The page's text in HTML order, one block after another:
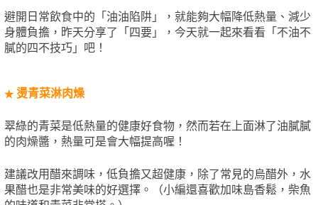
避開日常飲食中的「油油陷阱」，就能夠大幅降低熱量、減少
身體負擔，昨天分享了「四要」，今天就一起來看看「不油不
膩的四不技巧」吧！
★ 燙青菜淋肉燥
翠綠的青菜是低熱量的健康好食物，然而若在上面淋了油膩膩
的肉燥醬，熱量可是會大幅提高喔！
建議改用醋來調味，低負擔又超健康，除了常見的烏醋外，水
果醋也是非常美味的好選擇。（小編還喜歡加味島香鬆，柴魚